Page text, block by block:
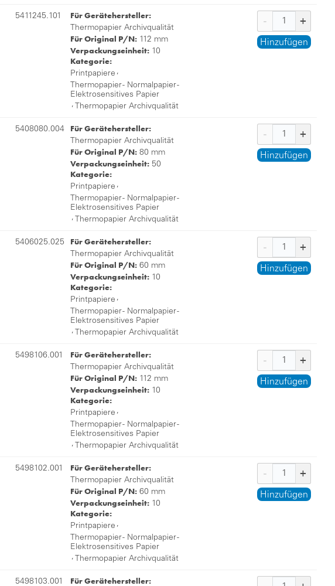
5411245.101 Für Gerätehersteller:
Thermopapier Archivqualität
Für Original P/N: 112 mm
Verpackungseinheit: 10
Kategorie:
Printpapiere ,
Thermopapier - Normalpapier -
Elektrosensitives Papier
, Thermopapier Archivqualität
Hinzufügen
5408080.004 Für Gerätehersteller:
Thermopapier Archivqualität
Für Original P/N: 80 mm
Verpackungseinheit: 50
Kategorie:
Printpapiere ,
Thermopapier - Normalpapier -
Elektrosensitives Papier
, Thermopapier Archivqualität
Hinzufügen
5406025.025 Für Gerätehersteller:
Thermopapier Archivqualität
Für Original P/N: 60 mm
Verpackungseinheit: 10
Kategorie:
Printpapiere ,
Thermopapier - Normalpapier -
Elektrosensitives Papier
, Thermopapier Archivqualität
Hinzufügen
5498106.001 Für Gerätehersteller:
Thermopapier Archivqualität
Für Original P/N: 112 mm
Verpackungseinheit: 10
Kategorie:
Printpapiere ,
Thermopapier - Normalpapier -
Elektrosensitives Papier
, Thermopapier Archivqualität
Hinzufügen
5498102.001 Für Gerätehersteller:
Thermopapier Archivqualität
Für Original P/N: 60 mm
Verpackungseinheit: 10
Kategorie:
Printpapiere ,
Thermopapier - Normalpapier -
Elektrosensitives Papier
, Thermopapier Archivqualität
Hinzufügen
5498103.001 Für Gerätehersteller: